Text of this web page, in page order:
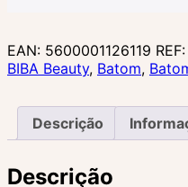
EAN: 5600001126119 REF:
BIBA Beauty, Batom,
Descrição
Descrição